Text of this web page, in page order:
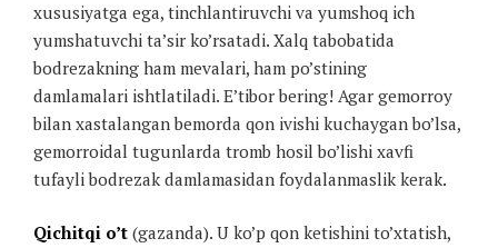
xususiyatga ega, tinchlantiruvchi va yumshoq ich
yumshatuvchi ta’sir ko’rsatadi. Xalq tabobatida
bodrezakning ham mevalari, ham po’stining
damlamalari ishtlatiladi. E’tibor bering! Agar gemorroy
bilan xastalangan bemorda qon ivishi kuchaygan bo’lsa,
gemorroidal tugunlarda tromb hosil bo’lishi xavfi
tufayli bodrezak damlamasidan foydalanmaslik kerak.
Qichitqi o’t (gazanda). U ko’p qon ketishini to’xtatish,